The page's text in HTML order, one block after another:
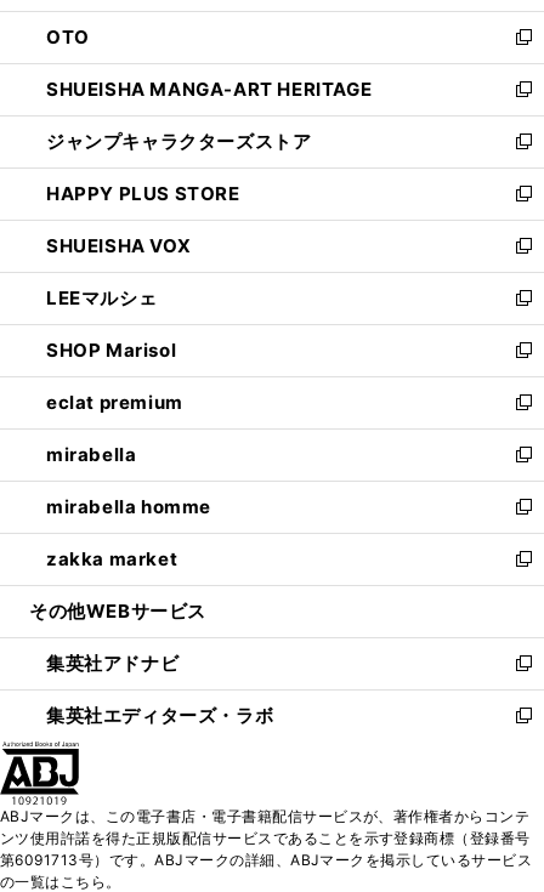
ウ
で
開
く
ン
ド
ウ
で
開
く
OTO
新
し
い
ウ
ィ
ン
ド
ウ
で
開
く
SHUEISHA MANGA-ART HERITAGE
新
し
い
ウ
ィ
ン
ド
ウ
で
開
く
ジャンプキャラクターズストア
新
し
い
ウ
ィ
ン
ド
ウ
で
開
く
HAPPY PLUS STORE
新
し
い
ウ
ィ
ン
ド
ウ
で
開
く
SHUEISHA VOX
新
し
い
ウ
ィ
ン
ド
ウ
で
開
く
LEEマルシェ
新
し
い
ウ
ィ
ン
ド
ウ
で
開
く
SHOP Marisol
新
し
い
ウ
ィ
ン
ド
ウ
で
開
eclat premium
新
し
い
ウ
ィ
ン
ド
ウ
開
く
mirabella
新
し
い
ウ
ィ
ン
ウ
で
開
く
mirabella homme
新
し
い
ウ
ン
ド
ウ
で
zakka market
新
し
ウ
ィ
ン
ド
く
その他WEBサービス
集英社アドナビ
新
し
い
ド
ウ
で
集英社エディターズ・ラボ
新
ィ
ン
ド
ABJマークは、この電子書店・電子書籍配信サービスが、著作権者からコンテ
ンツ使用許諾を得た正規版配信サービスであることを示す登録商標（登録番号
第6091713号）です。ABJマークの詳細、ABJマークを掲示しているサービス
の一覧はこちら。